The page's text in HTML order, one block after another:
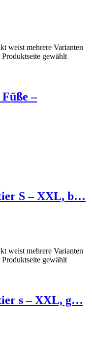
weist mehrere Varianten
gewählt
–
S – XXL, b…
weist mehrere Varianten
gewählt
s – XXL, g…